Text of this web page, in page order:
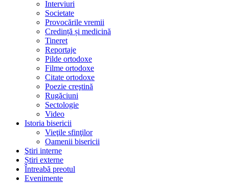
Interviuri
Societate
Provocările vremii
Credință și medicină
Tineret
Reportaje
Pilde ortodoxe
Filme ortodoxe
Citate ortodoxe
Poezie creştină
Rugăciuni
Sectologie
Video
Istoria bisericii
Vieţile sfinţilor
Oamenii bisericii
Ştiri interne
Știri externe
Întreabă preotul
Evenimente